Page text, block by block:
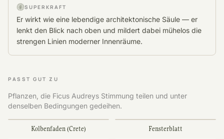
SUPERKRAFT
Er wirkt wie eine lebendige architektonische Säule — er
lenkt den Blick nach oben und mildert dabei mühelos die
strengen Linien moderner Innenräume.
PASST GUT ZU
Pflanzen, die Ficus Audreys Stimmung teilen und unter
denselben Bedingungen gedeihen.
Kolbenfaden (Crete) Fensterblatt